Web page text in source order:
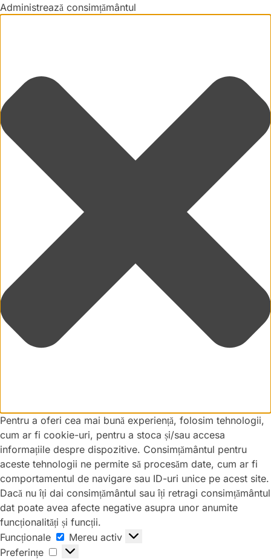
Administrează consimțământul
Pentru a oferi cea mai bună experiență, folosim tehnologii,
cum ar fi cookie-uri, pentru a stoca și/sau accesa
informațiile despre dispozitive. Consimțământul pentru
aceste tehnologii ne permite să procesăm date, cum ar fi
comportamentul de navigare sau ID-uri unice pe acest site.
Dacă nu îți dai consimțământul sau îți retragi consimțământul
dat poate avea afecte negative asupra unor anumite
funcționalități și funcții.
Funcționale
Mereu activ
Preferințe